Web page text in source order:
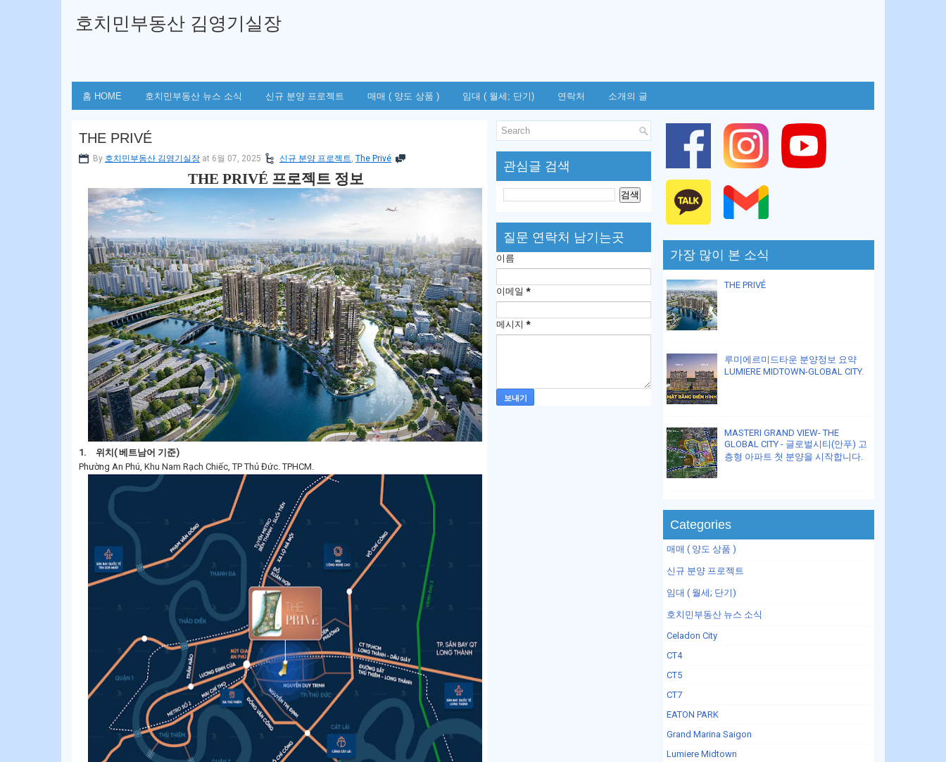
호치민부동산 김영기실장
홈 HOME 호치민부동산 뉴스 소식 신규 분양 프로젝트 매매 ( 양도 상품 ) 임대 ( 월세; 단기) 연락처 소개의 글
THE PRIVÉ
By 호치민부동산 김영기실장 at 6월 07, 2025 신규 분양 프로젝트, The Privé
THE PRIVÉ 프로젝트 정보
1.
위치( 베트남어 기준)
Phường An Phú, Khu Nam Rạch Chiếc, TP Thủ Đức. TPHCM.
관심글 검색
질문 연락처 남기는곳
이름
이메일 *
메시지 *
가장 많이 본 소식
THE PRIVÉ
루미에르미드타운 분양정보 요약
LUMIERE MIDTOWN-GLOBAL CITY.
MASTERI GRAND VIEW- THE
GLOBAL CITY - 글로벌시티(안푸) 고
층형 아파트 첫 분양을 시작합니다.
Categories
매매 ( 양도 상품 )
신규 분양 프로젝트
임대 ( 월세; 단기)
호치민부동산 뉴스 소식
Celadon City
CT4
CT5
CT7
EATON PARK
Grand Marina Saigon
Lumiere Midtown